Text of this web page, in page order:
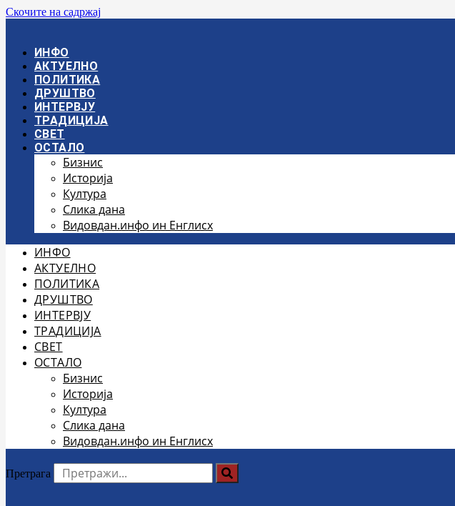
Скочите на садржај
ИНФО
АКТУЕЛНО
ПОЛИТИКА
ДРУШТВО
ИНТЕРВЈУ
ТРАДИЦИЈА
СВЕТ
ОСТАЛО
Бизнис
Историја
Култура
Слика дана
Видовдан.инфо ин Енглисх
ИНФО
АКТУЕЛНО
ПОЛИТИКА
ДРУШТВО
ИНТЕРВЈУ
ТРАДИЦИЈА
СВЕТ
ОСТАЛО
Бизнис
Историја
Култура
Слика дана
Видовдан.инфо ин Енглисх
Претрага